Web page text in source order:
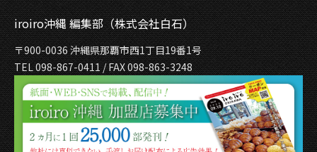
iroiro沖縄 編集部（株式会社白石）
〒900-0036 沖縄県那覇市西1丁目19番1号
TEL 098-867-0411 / FAX 098-863-3248